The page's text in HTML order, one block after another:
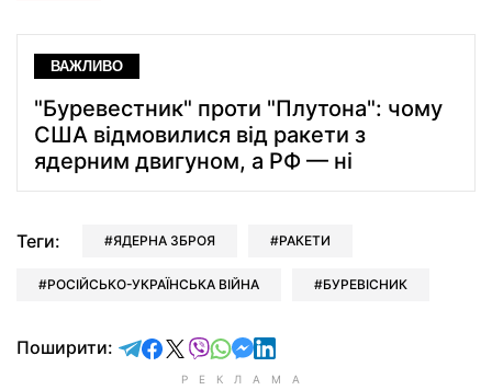
ВАЖЛИВО
"Буревестник" проти "Плутона": чому
США відмовилися від ракети з
ядерним двигуном, а РФ — ні
Теги: ЯДЕРНА ЗБРОЯ РАКЕТИ
РОСІЙСЬКО-УКРАЇНСЬКА ВІЙНА БУРЕВІСНИК
Поширити: відправити у Telegram
поділитись у Facebook
поділитись у X
відправити у Viber
відправити у Whatsapp
відправити у Messenger
відправити у LinkedIn